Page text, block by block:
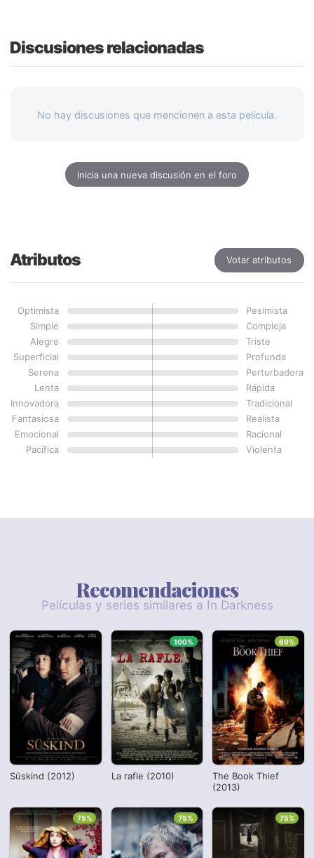
Discusiones relacionadas
No hay discusiones que mencionen a esta película.
Inicia una nueva discusión en el foro
Atributos Votar atributos
Optimista
Pesimista
Simple
Compleja
Alegre
Triste
Superficial
Profunda
Serena
Perturbadora
Lenta
Rápida
Innovadora
Tradicional
Fantasiosa
Realista
Emocional
Racional
Pacífica
Violenta
Recomendaciones
Películas y series similares a In Darkness
Süskind (2012) La rafle (2010)
100%
The Book Thief
(2013)
69%
75% 75% 75%